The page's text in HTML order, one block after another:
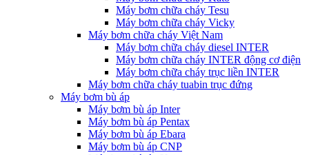
Máy bơm chữa cháy Tesu
Máy bơm chữa cháy Vicky
Máy bơm chữa cháy Việt Nam
Máy bơm chữa cháy diesel INTER
Máy bơm chữa cháy INTER động cơ điện
Máy bơm chữa cháy trục liền INTER
Máy bơm chữa cháy tuabin trục đứng
Máy bơm bù áp
Máy bơm bù áp Inter
Máy bơm bù áp Pentax
Máy bơm bù áp Ebara
Máy bơm bù áp CNP